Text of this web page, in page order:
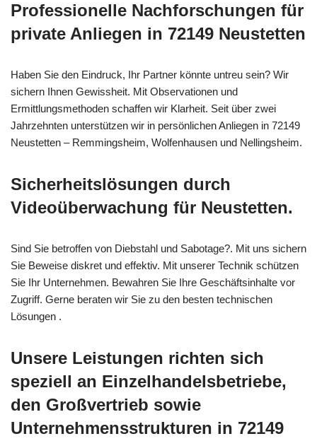
Professionelle Nachforschungen für
private Anliegen in 72149 Neustetten
Haben Sie den Eindruck, Ihr Partner könnte untreu sein? Wir
sichern Ihnen Gewissheit. Mit Observationen und
Ermittlungsmethoden schaffen wir Klarheit. Seit über zwei
Jahrzehnten unterstützen wir in persönlichen Anliegen in 72149
Neustetten – Remmingsheim, Wolfenhausen und Nellingsheim.
Sicherheitslösungen durch
Videoüberwachung für Neustetten.
Sind Sie betroffen von Diebstahl und Sabotage?. Mit uns sichern
Sie Beweise diskret und effektiv. Mit unserer Technik schützen
Sie Ihr Unternehmen. Bewahren Sie Ihre Geschäftsinhalte vor
Zugriff. Gerne beraten wir Sie zu den besten technischen
Lösungen .
Unsere Leistungen richten sich
speziell an Einzelhandelsbetriebe,
den Großvertrieb sowie
Unternehmensstrukturen in 72149